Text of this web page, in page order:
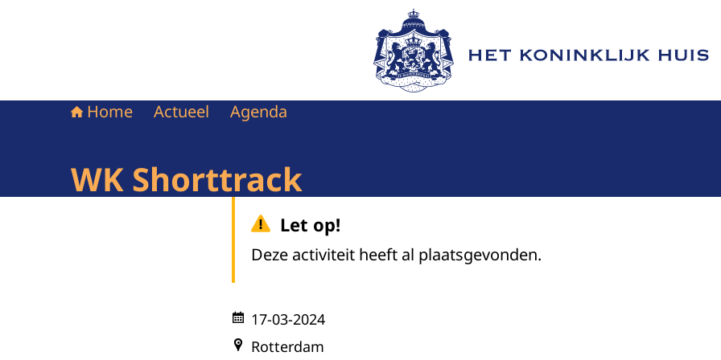
Naar de homepage van Het Koninklijk Huis
Home Actueel Agenda
WK Shorttrack
Let op!
Deze activiteit heeft al plaatsgevonden.
17-03-2024
Rotterdam